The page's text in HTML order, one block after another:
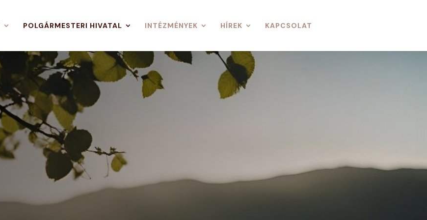
POLGÁRMESTERI HIVATAL INTÉZMÉNYEK HÍREK KAPCSOLAT